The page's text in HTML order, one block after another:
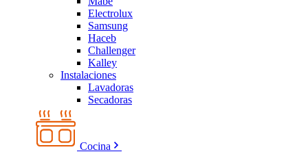
Electrolux
Samsung
Haceb
Challenger
Kalley
Instalaciones
Lavadoras
Secadoras
Cocina